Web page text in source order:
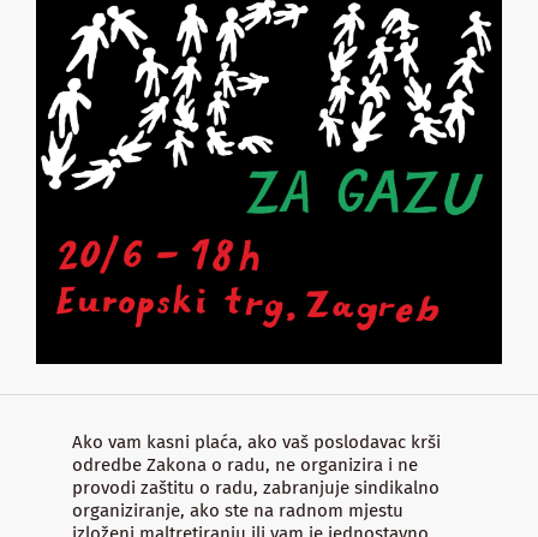
Ako vam kasni plaća, ako vaš poslodavac krši
odredbe Zakona o radu, ne organizira i ne
provodi zaštitu o radu, zabranjuje sindikalno
organiziranje, ako ste na radnom mjestu